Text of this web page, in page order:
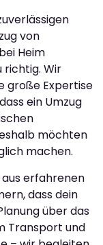
von
Heim
richtig. Wir
große Expertise
ein Umzug
möchten
machen.
erfahrenen
dass dein
über das
Transport und